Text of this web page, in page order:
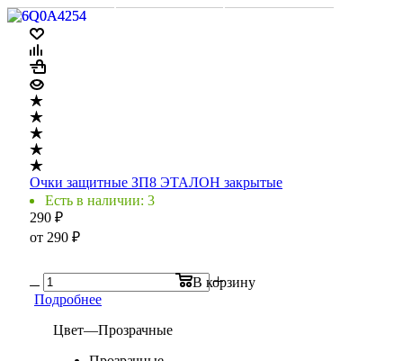
Очки защитные ЗП8 ЭТАЛОН закрытые
Есть в наличии: 3
290 ₽
от 290 ₽
В корзину
Подробнее
Цвет—Прозрачные